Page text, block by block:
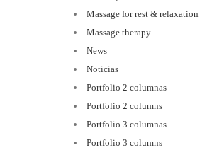
Massage for rest & relaxation
Massage therapy
News
Noticias
Portfolio 2 columnas
Portfolio 2 columns
Portfolio 3 columnas
Portfolio 3 columns